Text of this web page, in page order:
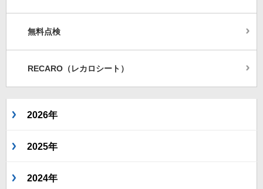
無料点検
RECARO（レカロシート）
2026年
2025年
2024年